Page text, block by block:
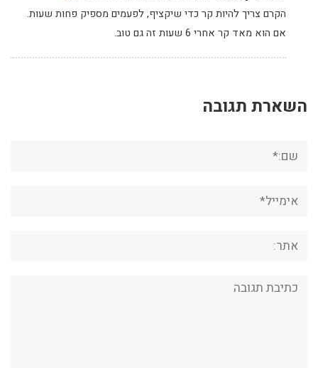
הקרם צריך להיות קר כדי שיקציף, לפעמים מספיק פחות שעות.
אם הוא מאד קר אחרי 6 שעות זה גם טוב.
השארת תגובה
תגובה: